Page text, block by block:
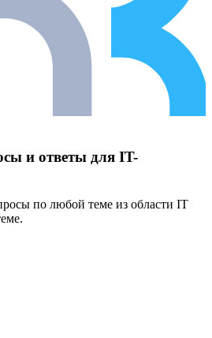
и ответы для IT-
по любой теме из области IT